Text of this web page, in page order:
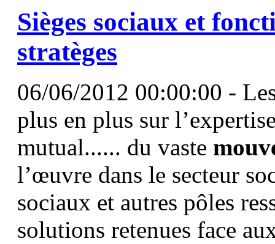
Sièges sociaux et
stratèges
06/06/2012 00:00:00 -
plus en plus sur
mutual...... du vaste
l’œuvre dans le secteur
sociaux et autres pôles
solutions retenues face